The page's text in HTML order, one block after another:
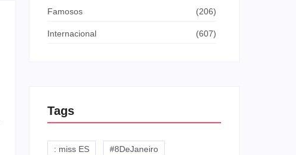
Famosos (206)
Internacional (607)
Tags
: miss ES #8DeJaneiro